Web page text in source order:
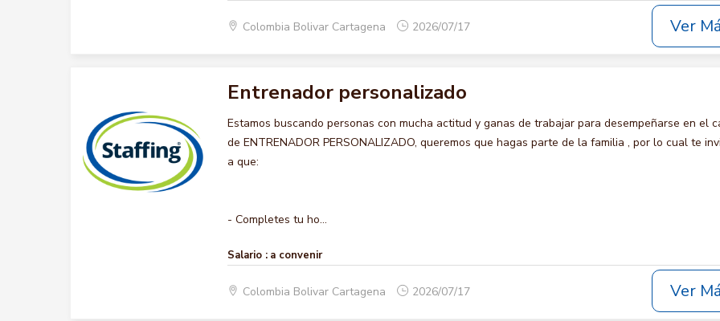
Colombia Bolivar Cartagena 2026/07/17 Ver
Entrenador personalizado
Estamos buscando personas con mucha actitud y ganas de trabajar para desempeñarse en el
de ENTRENADOR PERSONALIZADO, queremos que hagas parte de la familia , por lo cual te
a que:
- Completes tu ho...
Salario : a convenir
Colombia Bolivar Cartagena 2026/07/17 Ver